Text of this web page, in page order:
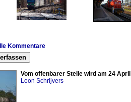
Kommentare
Vom offenbarer Stelle wird am 24
Leon Schrijvers